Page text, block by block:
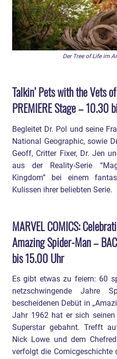
Der Tree of Life im
Talkin’ Pets with the Vets
PREMIERE Stage – 10.30
Begleitet Dr. Pol und seine
National Geographic, sowie
Geoff, Critter Fixer, Dr. Jen
aus der Reality-Serie
Kingdom” bei einem
Kulissen ihrer beliebten Serie.
MARVEL COMICS:
Amazing Spider-Man –
bis 15.00 Uhr
Es gibt etwas zu feiern: 60
netzschwingende Jahre
bescheidenen Debüt in
Jahr 1962 hat er sich
Superstar gebahnt. Trefft
Nick Lowe und dem
verfolgt die Comicgeschichte